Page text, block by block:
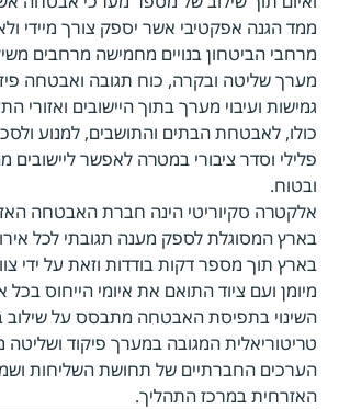
ממד הגנה אפקטיבי אשר יספק צורך מיידי
מרחבי הביטחון בנויים מחמישה מרחבים
מערך שליטה ובקרה, כוח תגובה ואבטחה פיזי
גמישות ועיבוי מערך בתוך היישובים ואזורי
כולו, לאבטחת הבתים והתושבים, למנוע
פלילי וסדר ציבורי במטרה לאפשר ליישובים
ובטוח.
אלקטרה סקיוריטי הינה חברת האבטחה
בארץ המסוגלת לספק מענה תגובתי לכל
בארץ תוך מספר דקות בודדות וזאת על ידי
מיומן ועם ציוד התואם את איומי הייחוס בכל
השינוי בתפיסת האבטחה מתבסס על שילוב
טריטוריאלית המגובה במערך פיקוד
הערכים החברתיים של תחושת השליחות
האזרחית במרכז התהליך.